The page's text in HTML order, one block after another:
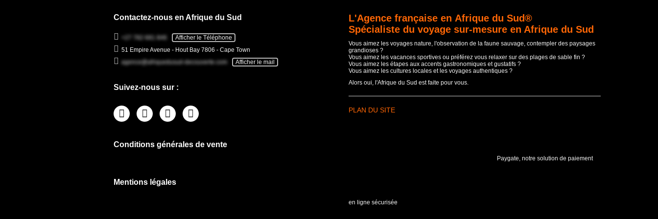
Contactez-nous en Afrique du Sud
+27 782 681 846
Afficher le Téléphone
51 Empire Avenue - Hout Bay 7806 - Cape Town
agence@afriquedusud-decouverte.com
Afficher le mail
Suivez-nous sur :
Conditions générales de vente
Mentions légales
L'Agence française en Afrique du Sud®
Spécialiste du voyage sur-mesure en Afrique du Sud
Vous aimez les voyages nature, l'observation de la faune sauvage, contempler des paysages
grandioses ?
Vous aimez les vacances sportives ou préférez vous relaxer sur des plages de sable fin ?
Vous aimez les étapes aux accents gastronomiques et gustatifs ?
Vous aimez les cultures locales et les voyages authentiques ?
Alors oui, l'Afrique du Sud est faite pour vous.
PLAN DU SITE
Paygate, notre solution de paiement
en ligne sécurisée